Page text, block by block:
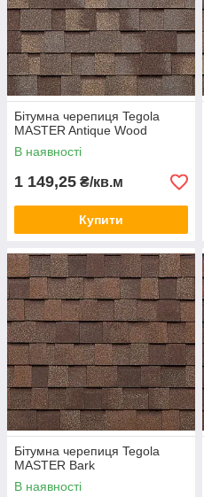
MASTER Bark
MASTER Wood Shake
Бітумна черепиця Tegola
MASTER Antique Wood
В наявності
1 149,25 ₴/кв.м
Купити
Бітумна черепиця Tegola
MASTER Bark
В наявності